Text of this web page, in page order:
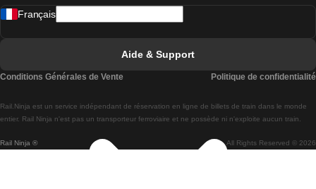
Trains de Lisbonne à Braga
Trains de Braga à Lisbonne
Rail Ninja ® All Rights Reserved © 2026
Rail.Ninja est un service indépendant de réservation en ligne de billets de train dans le monde
entier. Rail Ninja n'est pas un transporteur ferroviaire et ne possède ni n'exploite aucun train.
Français
Aide & Support
Conditions Générales de Vente Politique de confidentialité